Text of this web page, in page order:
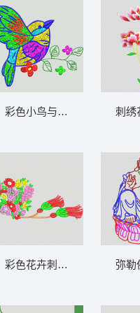
彩色小鸟与花朵刺绣图案 鸟
彩色花卉刺绣图案 汉服
刺绣
弥勒